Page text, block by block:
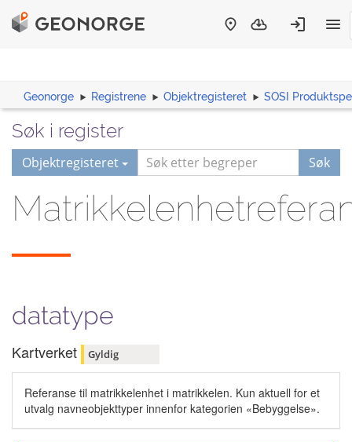
Geonorge Registrene Objektregisteret SOSI
Søk i register
Objektregisteret Søk
datatype
Kartverket Gyldig
Referanse til matrikkelenhet i matrikkelen. Kun aktuell for et
utvalg navneobjekttyper innenfor kategorien «Bebyggelse».